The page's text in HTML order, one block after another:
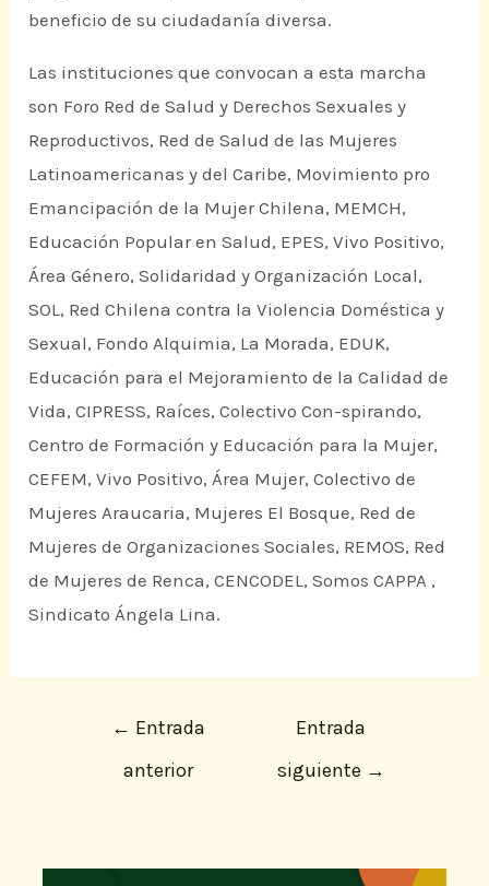
beneficio de su ciudadanía diversa.
Las instituciones que convocan a esta marcha
son Foro Red de Salud y Derechos Sexuales y
Reproductivos, Red de Salud de las Mujeres
Latinoamericanas y del Caribe, Movimiento pro
Emancipación de la Mujer Chilena, MEMCH,
Educación Popular en Salud, EPES, Vivo Positivo,
Área Género, Solidaridad y Organización Local,
SOL, Red Chilena contra la Violencia Doméstica y
Sexual, Fondo Alquimia, La Morada, EDUK,
Educación para el Mejoramiento de la Calidad de
Vida, CIPRESS, Raíces, Colectivo Con-spirando,
Centro de Formación y Educación para la Mujer,
CEFEM, Vivo Positivo, Área Mujer, Colectivo de
Mujeres Araucaria, Mujeres El Bosque, Red de
Mujeres de Organizaciones Sociales, REMOS, Red
de Mujeres de Renca, CENCODEL, Somos CAPPA ,
Sindicato Ángela Lina.
← Entrada
anterior
Entrada
siguiente →